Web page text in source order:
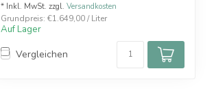
* Inkl. MwSt. zzgl. Versandkosten
Grundpreis: €1.649,00 / Liter
Auf Lager
Vergleichen